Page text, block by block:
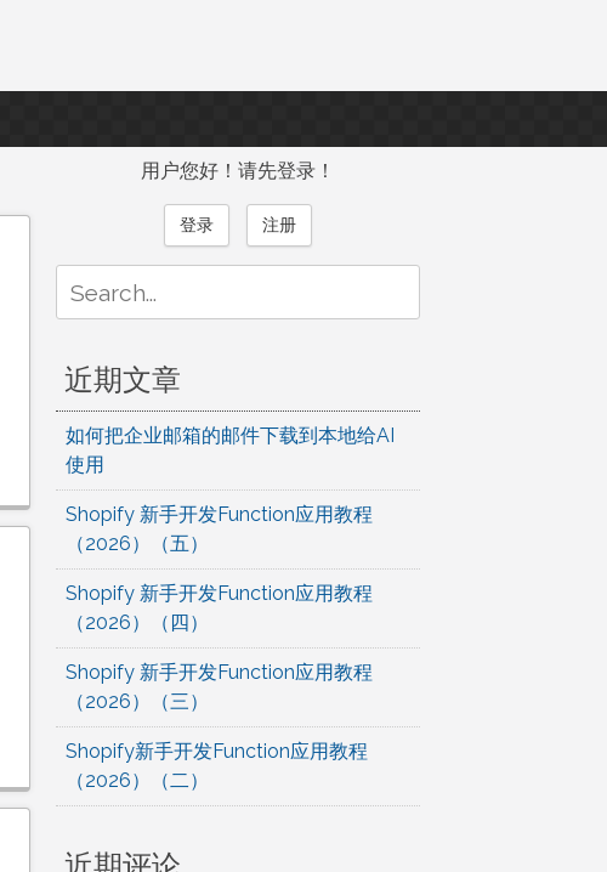
用户您好！请先登录！
登录 注册
for:
近期文章
如何把企业邮箱的邮件下载到本地给AI
使用
Shopify 新手开发Function应用教程
（2026）（五）
Shopify 新手开发Function应用教程
（2026）（四）
Shopify 新手开发Function应用教程
（2026）（三）
Shopify新手开发Function应用教程
（2026）（二）